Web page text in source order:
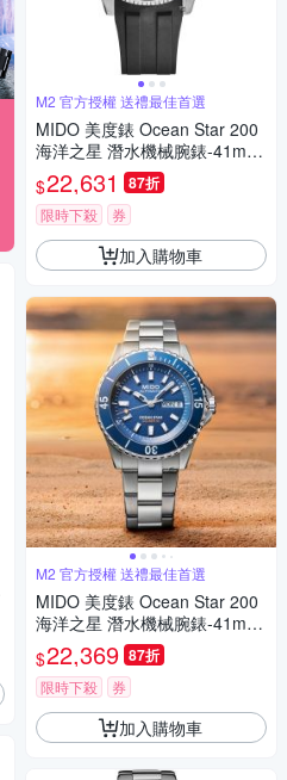
M2 官方授權 送禮最佳首選
MIDO 美度錶 Ocean Star 200
海洋之星 潛水機械腕錶-41mm
黑x膠帶 M0269301705100
$22,631 87折
限時下殺 券
加入購物車
M2 官方授權 送禮最佳首選
MIDO 美度錶 Ocean Star 200
海洋之星 潛水機械腕錶-41mm
藍 M0269301104100
$22,369 87折
限時下殺 券
加入購物車